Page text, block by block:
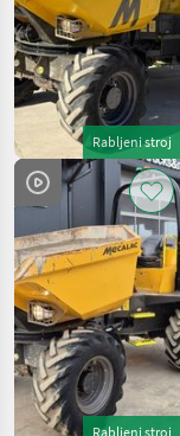
Rabljeni stroj
Rabljeni stroj